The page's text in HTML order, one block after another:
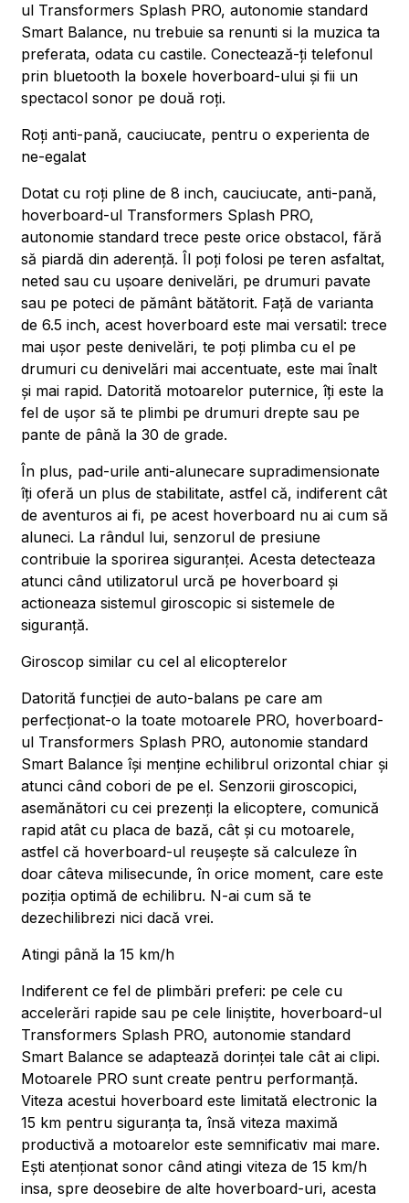
ul Transformers Splash PRO, autonomie standard
Smart Balance, nu trebuie sa renunti si la muzica ta
preferata, odata cu castile. Conectează-ți telefonul
prin bluetooth la boxele hoverboard-ului și fii un
spectacol sonor pe două roți.
Roți anti-pană, cauciucate, pentru o experienta de
ne-egalat
Dotat cu roți pline de 8 inch, cauciucate, anti-pană,
hoverboard-ul Transformers Splash PRO,
autonomie standard trece peste orice obstacol, fără
să piardă din aderență. Îl poți folosi pe teren asfaltat,
neted sau cu ușoare denivelări, pe drumuri pavate
sau pe poteci de pământ bătătorit. Față de varianta
de 6.5 inch, acest hoverboard este mai versatil: trece
mai ușor peste denivelări, te poți plimba cu el pe
drumuri cu denivelări mai accentuate, este mai înalt
și mai rapid. Datorită motoarelor puternice, îți este la
fel de ușor să te plimbi pe drumuri drepte sau pe
pante de până la 30 de grade.
În plus, pad-urile anti-alunecare supradimensionate
îți oferă un plus de stabilitate, astfel că, indiferent cât
de aventuros ai fi, pe acest hoverboard nu ai cum să
aluneci. La rândul lui, senzorul de presiune
contribuie la sporirea siguranței. Acesta detecteaza
atunci când utilizatorul urcă pe hoverboard și
actioneaza sistemul giroscopic si sistemele de
siguranță.
Giroscop similar cu cel al elicopterelor
Datorită funcției de auto-balans pe care am
perfecționat-o la toate motoarele PRO, hoverboard-
ul Transformers Splash PRO, autonomie standard
Smart Balance își menține echilibrul orizontal chiar și
atunci când cobori de pe el. Senzorii giroscopici,
asemănători cu cei prezenți la elicoptere, comunică
rapid atât cu placa de bază, cât și cu motoarele,
astfel că hoverboard-ul reușește să calculeze în
doar câteva milisecunde, în orice moment, care este
poziția optimă de echilibru. N-ai cum să te
dezechilibrezi nici dacă vrei.
Atingi până la 15 km/h
Indiferent ce fel de plimbări preferi: pe cele cu
accelerări rapide sau pe cele liniștite, hoverboard-ul
Transformers Splash PRO, autonomie standard
Smart Balance se adaptează dorinței tale cât ai clipi.
Motoarele PRO sunt create pentru performanță.
Viteza acestui hoverboard este limitată electronic la
15 km pentru siguranța ta, însă viteza maximă
productivă a motoarelor este semnificativ mai mare.
Ești atenționat sonor când atingi viteza de 15 km/h
insa, spre deosebire de alte hoverboard-uri, acesta